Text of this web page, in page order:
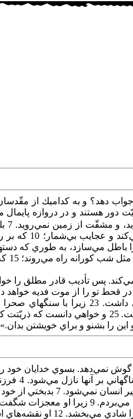
را بشنو و براي‌ خويشتن‌ بدان‌.»